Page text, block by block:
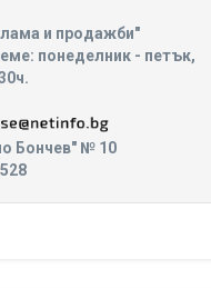
и продажби"
понеделник - петък,
Бончев" № 10